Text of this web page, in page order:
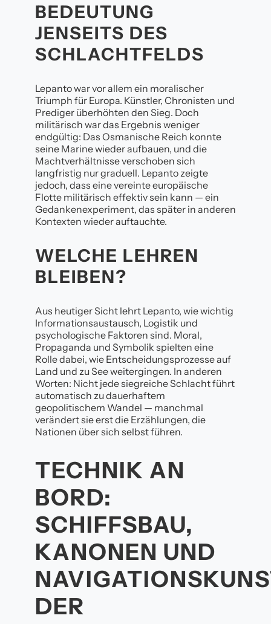
BEDEUTUNG
JENSEITS DES
SCHLACHTFELDS
Lepanto war vor allem ein moralischer
Triumph für Europa. Künstler, Chronisten und
Prediger überhöhten den Sieg. Doch
militärisch war das Ergebnis weniger
endgültig: Das Osmanische Reich konnte
seine Marine wieder aufbauen, und die
Machtverhältnisse verschoben sich
langfristig nur graduell. Lepanto zeigte
jedoch, dass eine vereinte europäische
Flotte militärisch effektiv sein kann — ein
Gedankenexperiment, das später in anderen
Kontexten wieder auftauchte.
WELCHE LEHREN
BLEIBEN?
Aus heutiger Sicht lehrt Lepanto, wie wichtig
Informationsaustausch, Logistik und
psychologische Faktoren sind. Moral,
Propaganda und Symbolik spielten eine
Rolle dabei, wie Entscheidungsprozesse auf
Land und zu See weitergingen. In anderen
Worten: Nicht jede siegreiche Schlacht führt
automatisch zu dauerhaftem
geopolitischem Wandel — manchmal
verändert sie erst die Erzählungen, die
Nationen über sich selbst führen.
TECHNIK AN
BORD:
SCHIFFSBAU,
KANONEN UND
DER